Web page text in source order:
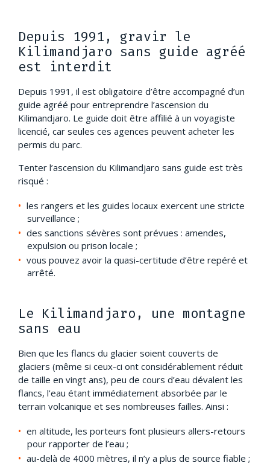
Depuis 1991, gravir le
Kilimandjaro sans guide agréé
est interdit
Depuis 1991, il est obligatoire d’être accompagné d’un
guide agréé pour entreprendre l’ascension du
Kilimandjaro. Le guide doit être affilié à un voyagiste
licencié, car seules ces agences peuvent acheter les
permis du parc.
Tenter l’ascension du Kilimandjaro sans guide est très
risqué :
les rangers et les guides locaux exercent une stricte
surveillance ;
des sanctions sévères sont prévues : amendes,
expulsion ou prison locale ;
vous pouvez avoir la quasi-certitude d’être repéré et
arrêté.
Le Kilimandjaro, une montagne
sans eau
Bien que les flancs du glacier soient couverts de
glaciers (même si ceux-ci ont considérablement réduit
de taille en vingt ans), peu de cours d’eau dévalent les
flancs, l'eau étant immédiatement absorbée par le
terrain volcanique et ses nombreuses failles. Ainsi :
en altitude, les porteurs font plusieurs allers-retours
pour rapporter de l’eau ;
au-delà de 4000 mètres, il n’y a plus de source fiable ;